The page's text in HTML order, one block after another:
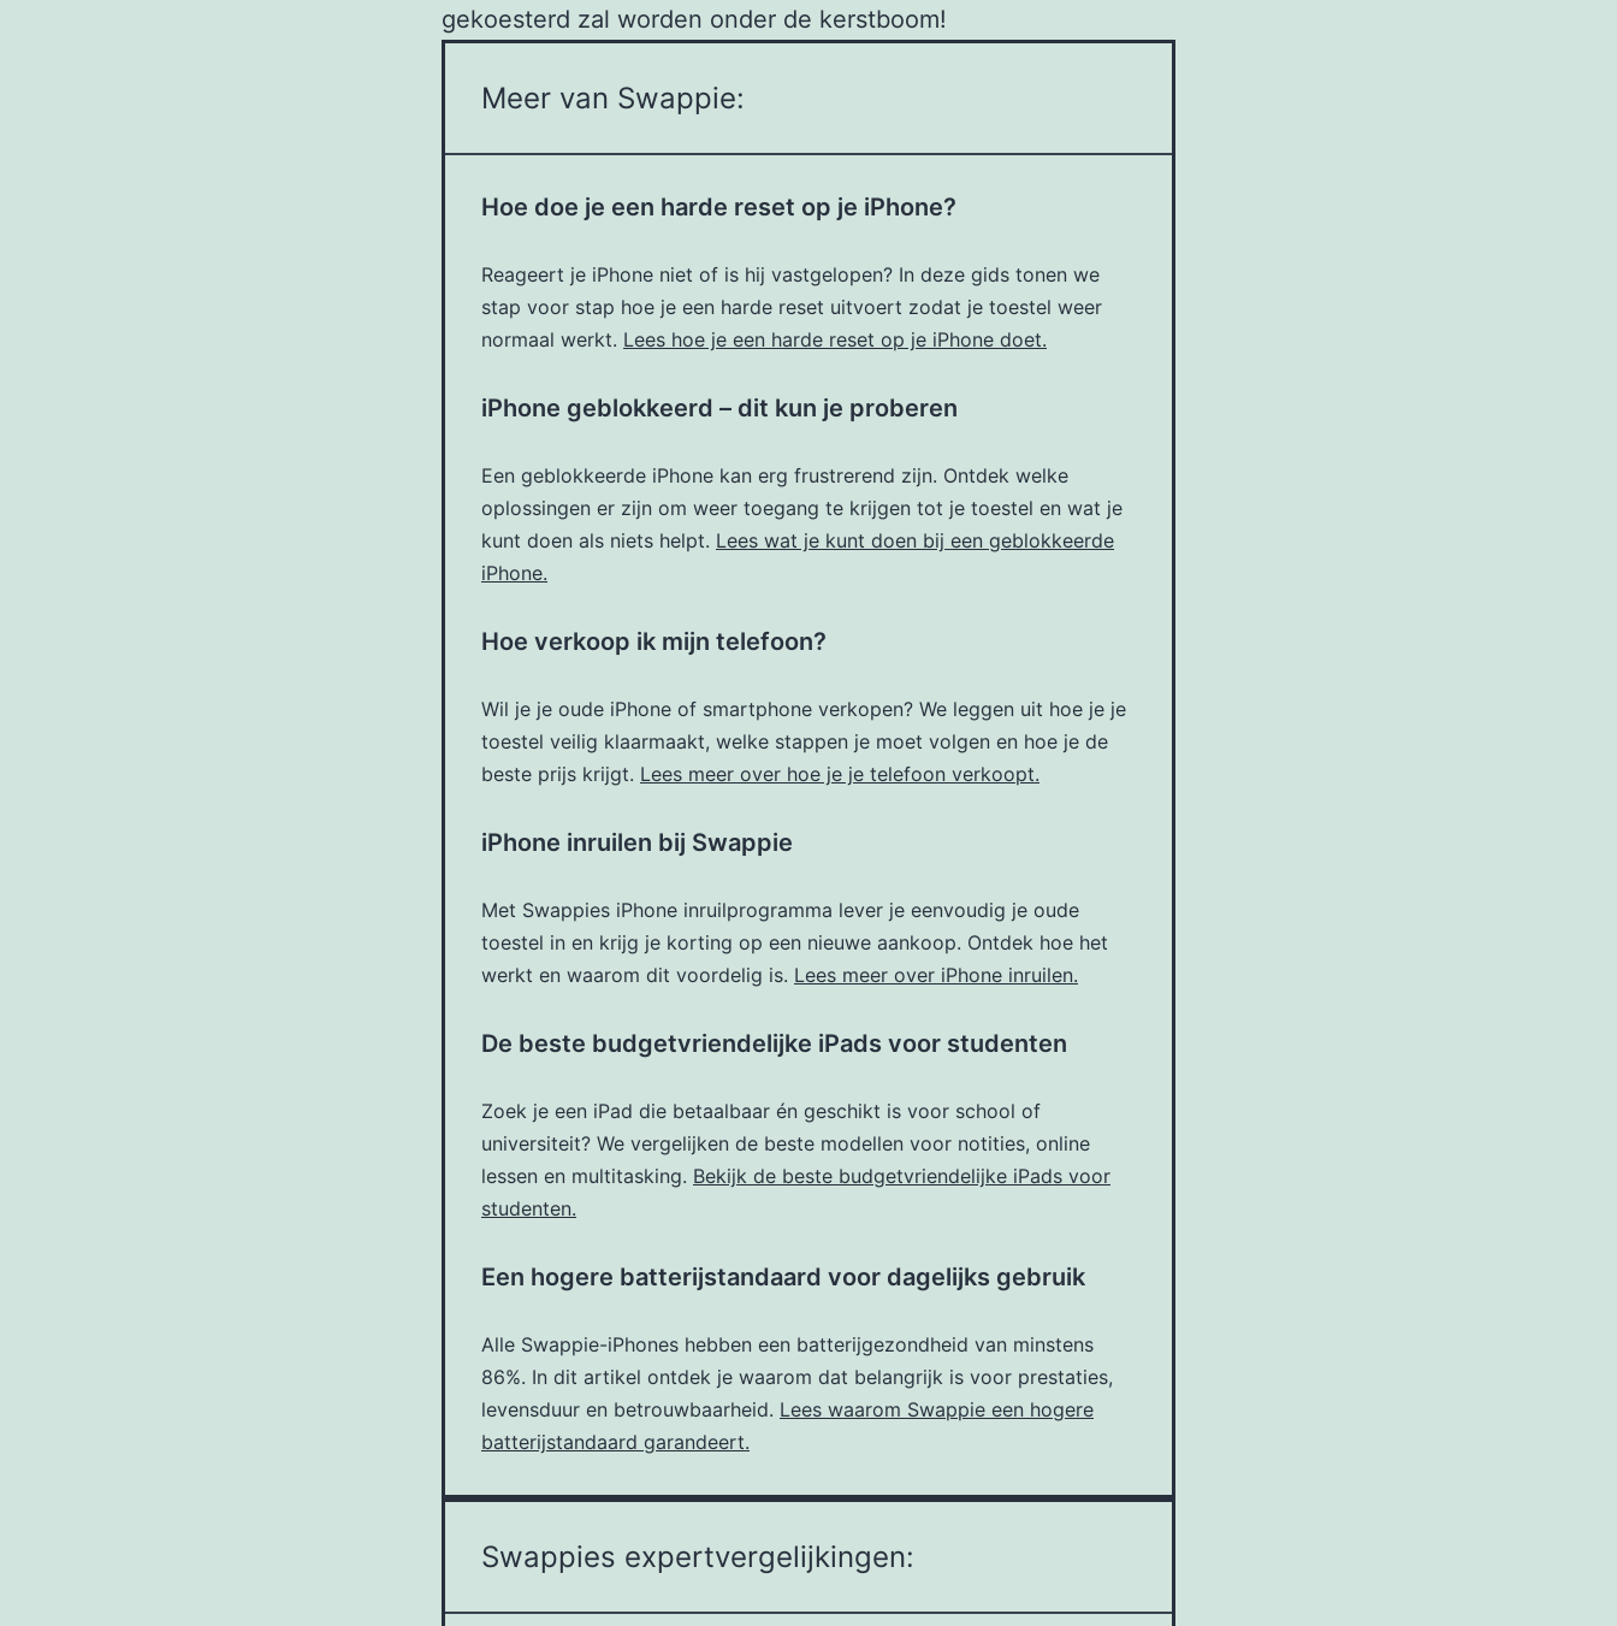
gekoesterd zal worden onder de kerstboom!
Meer van Swappie:
Hoe doe je een harde reset op je iPhone?
Reageert je iPhone niet of is hij vastgelopen? In deze gids tonen we
stap voor stap hoe je een harde reset uitvoert zodat je toestel weer
normaal werkt. Lees hoe je een harde reset op je iPhone doet.
iPhone geblokkeerd – dit kun je proberen
Een geblokkeerde iPhone kan erg frustrerend zijn. Ontdek welke
oplossingen er zijn om weer toegang te krijgen tot je toestel en wat je
kunt doen als niets helpt. Lees wat je kunt doen bij een geblokkeerde
iPhone.
Hoe verkoop ik mijn telefoon?
Wil je je oude iPhone of smartphone verkopen? We leggen uit hoe je je
toestel veilig klaarmaakt, welke stappen je moet volgen en hoe je de
beste prijs krijgt. Lees meer over hoe je je telefoon verkoopt.
iPhone inruilen bij Swappie
Met Swappies iPhone inruilprogramma lever je eenvoudig je oude
toestel in en krijg je korting op een nieuwe aankoop. Ontdek hoe het
werkt en waarom dit voordelig is. Lees meer over iPhone inruilen.
De beste budgetvriendelijke iPads voor studenten
Zoek je een iPad die betaalbaar én geschikt is voor school of
universiteit? We vergelijken de beste modellen voor notities, online
lessen en multitasking. Bekijk de beste budgetvriendelijke iPads voor
studenten.
Een hogere batterijstandaard voor dagelijks gebruik
Alle Swappie-iPhones hebben een batterijgezondheid van minstens
86%. In dit artikel ontdek je waarom dat belangrijk is voor prestaties,
levensduur en betrouwbaarheid. Lees waarom Swappie een hogere
batterijstandaard garandeert.
Swappies expertvergelijkingen: